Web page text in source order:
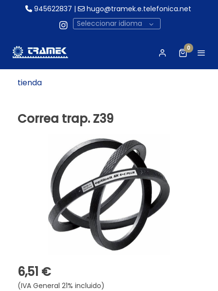
945622837 |
hugo@tramek.e.telefonica.net
Seleccionar idioma
0
tienda
Correa trap. Z39
6,51 €
(IVA General 21% incluido)